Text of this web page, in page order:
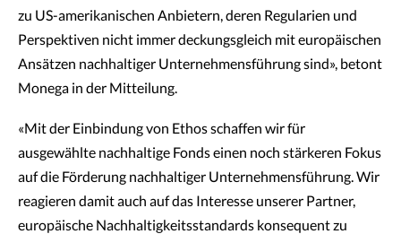
zu US-amerikanischen Anbietern, deren Regularien und
Perspektiven nicht immer deckungsgleich mit europäischen
Ansätzen nachhaltiger Unternehmensführung sind», betont
Monega in der Mitteilung.
«Mit der Einbindung von Ethos schaffen wir für
ausgewählte nachhaltige Fonds einen noch stärkeren Fokus
auf die Förderung nachhaltiger Unternehmensführung. Wir
reagieren damit auch auf das Interesse unserer Partner,
europäische Nachhaltigkeitsstandards konsequent zu